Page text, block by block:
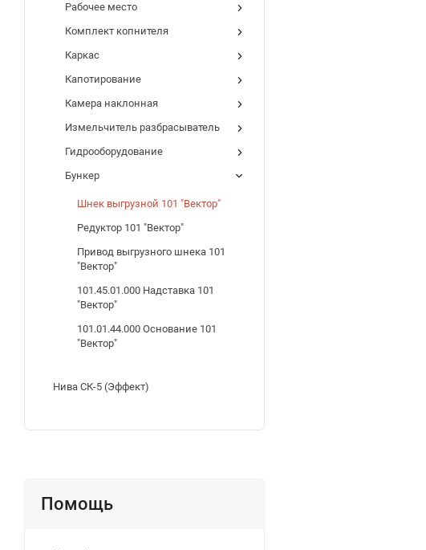
Рабочее место
Комплект копнителя
Каркас
Капотирование
Камера наклонная
Измельчитель разбрасыватель
Гидрооборудование
Бункер
Шнек выгрузной 101 "Вектор"
Редуктор 101 "Вектор"
Привод выгрузного шнека 101
"Вектор"
101.45.01.000 Надставка 101
"Вектор"
101.01.44.000 Основание 101
"Вектор"
Нива СК-5 (Эффект)
Помощь